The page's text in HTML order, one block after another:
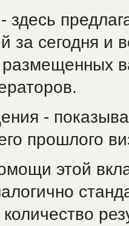
за сегодня
-
прошлого
этой